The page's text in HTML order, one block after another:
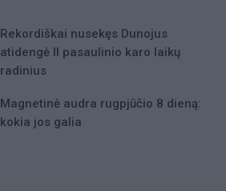
Rekordiškai nusekęs Dunojus
atidengė II pasaulinio karo laikų
radinius
Magnetinė audra rugpjūčio 8 dieną:
kokia jos galia